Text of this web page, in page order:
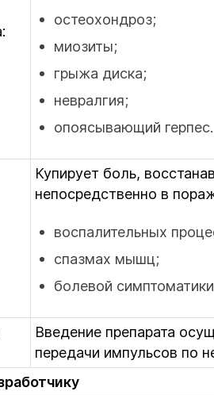
остеохондроз;
миозиты;
грыжа диска;
невралгия;
опоясывающий герпес.
Купирует боль,
непосредственно в
воспалительных
спазмах мышц;
болевой
Введение препарата
передачи импульсов по